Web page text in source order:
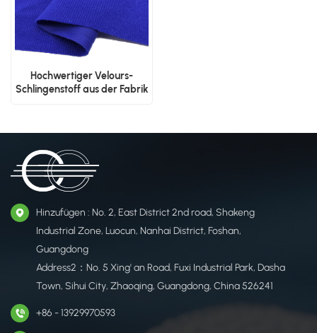
Hochwertiger Velours-
Schlingenstoff aus der Fabrik
Hinzufügen : No. 2, East District 2nd road, Shakeng
Industrial Zone, Luocun, Nanhai District, Foshan,
Guangdong
Address2：No. 5 Xing' an Road, Fuxi Industrial Park, Dasha
Town, Sihui City, Zhaoqing, Guangdong, China 526241
+86 - 13929970593